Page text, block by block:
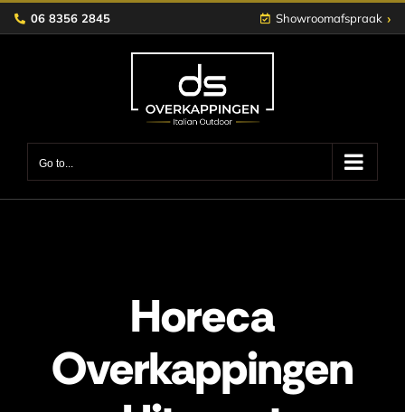
Skip
to
06 8356 2845 Showroomafspraak ›
Go to...
Horeca
Overkappingen